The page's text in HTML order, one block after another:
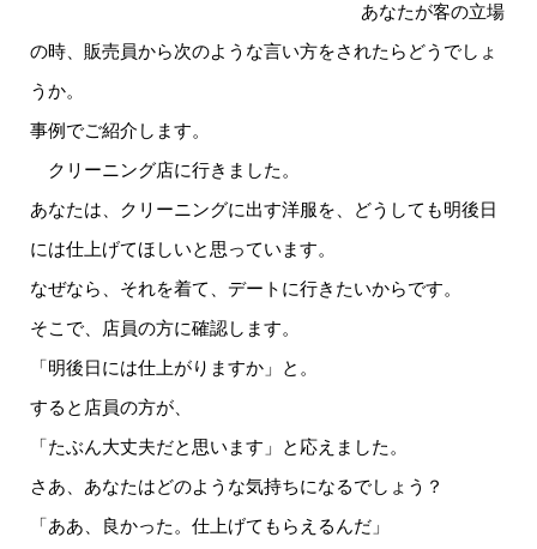
あなたが客の立場
の時、販売員から次のような言い方をされたらどうでしょ
うか。
事例でご紹介します。
クリーニング店に行きました。
あなたは、クリーニングに出す洋服を、どうしても明後日
には仕上げてほしいと思っています。
なぜなら、それを着て、デートに行きたいからです。
そこで、店員の方に確認します。
「明後日には仕上がりますか」と。
すると店員の方が、
「たぶん大丈夫だと思います」と応えました。
さあ、あなたはどのような気持ちになるでしょう？
「ああ、良かった。仕上げてもらえるんだ」